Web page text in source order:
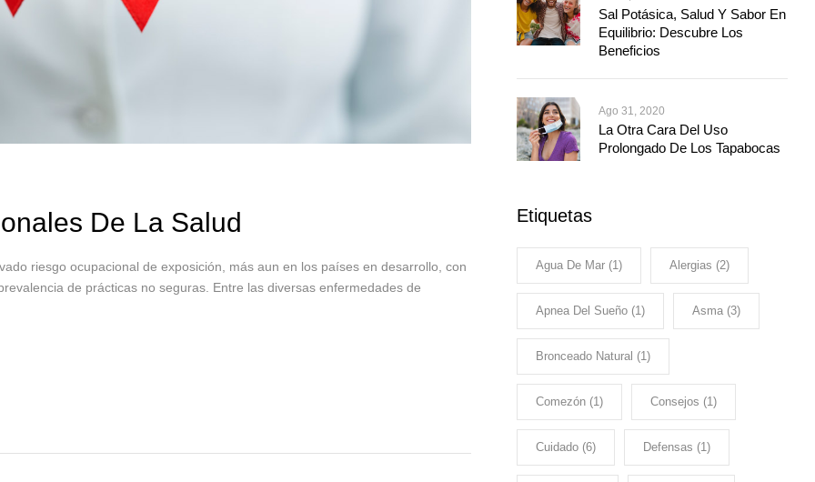
De La Salud
riesgo ocupacional de exposición, más aun en los países en desarrollo, con
de prácticas no seguras. Entre las diversas enfermedades de
Sal Potásica, Salud Y Sabor En
Equilibrio: Descubre Los
Beneficios
Ago 31, 2020
La Otra Cara Del Uso
Prolongado De Los Tapabocas
Etiquetas
Agua De Mar(1) Alergias (2)
Apnea Del Sueño(1) Asma(3)
Bronceado Natural (1)
Comezón(1) Consejos (1)
Cuidado(6) Defensas (1)